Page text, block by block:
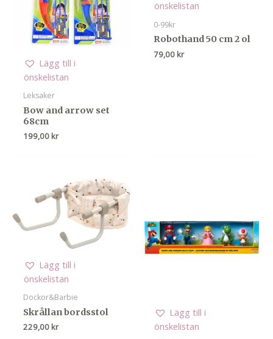
Lägg till i
önskelistan
Leksaker
Bow and arrow set
68cm
199,00 kr
önskelistan
0-99kr
Robothand 50 cm 2 ol
79,00 kr
Lägg till i
önskelistan
Dockor&Barbie
Skrållan bordsstol
229,00 kr
Lägg till i
önskelistan